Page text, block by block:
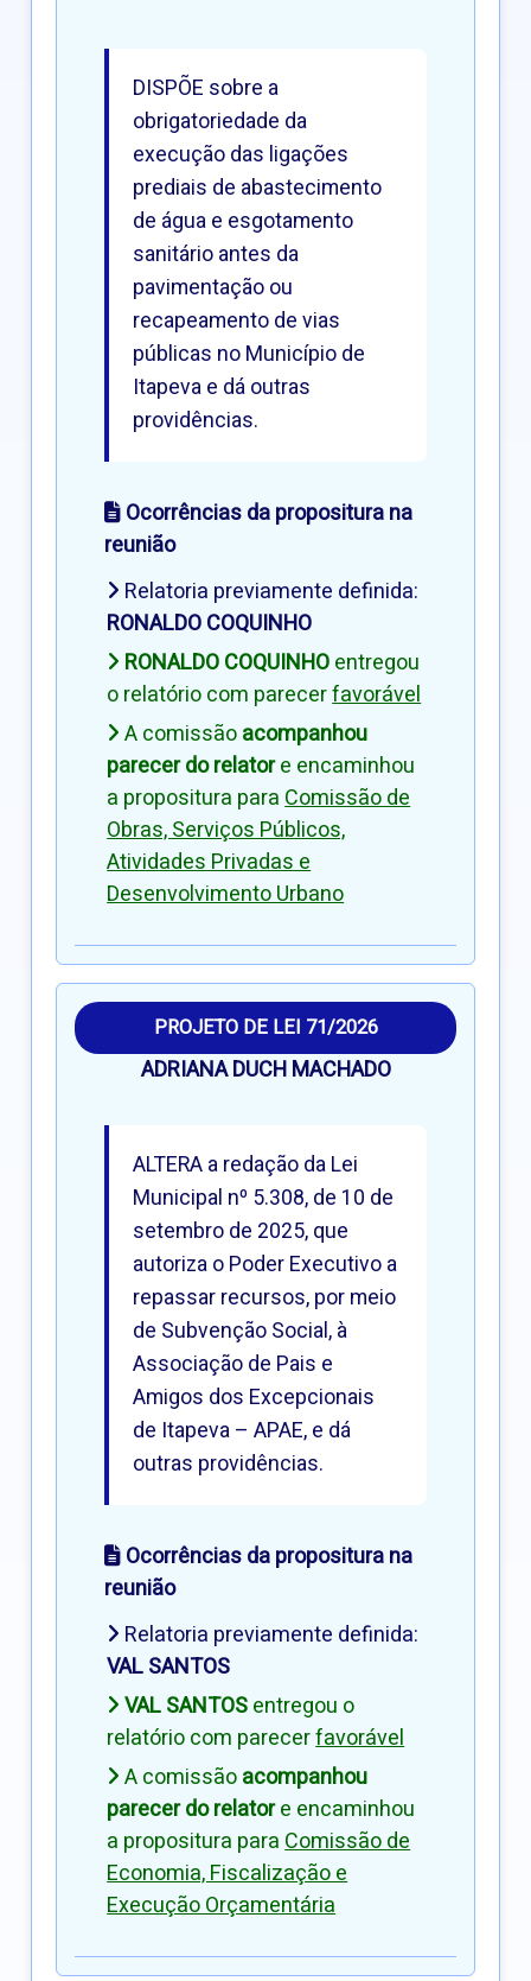
DISPÕE sobre a
obrigatoriedade da
execução das ligações
prediais de abastecimento
de água e esgotamento
sanitário antes da
pavimentação ou
recapeamento de vias
públicas no Município de
Itapeva e dá outras
providências.
Ocorrências da propositura na
reunião
Relatoria previamente definida:
RONALDO COQUINHO
RONALDO COQUINHOentregou
o relatório com parecerfavorável
A comissãoacompanhou
parecer do relatore encaminhou
a propositura paraComissão de
Obras, Serviços Públicos,
Atividades Privadas e
Desenvolvimento Urbano
PROJETO DE LEI 71/2026
ADRIANA DUCH MACHADO
ALTERA a redação da Lei
Municipal nº 5.308, de 10 de
setembro de 2025, que
autoriza o Poder Executivo a
repassar recursos, por meio
de Subvenção Social, à
Associação de Pais e
Amigos dos Excepcionais
de Itapeva – APAE, e dá
outras providências.
Ocorrências da propositura na
reunião
Relatoria previamente definida:
VAL SANTOS
VAL SANTOSentregou o
relatório com parecerfavorável
A comissãoacompanhou
parecer do relatore encaminhou
a propositura paraComissão de
Economia, Fiscalização e
Execução Orçamentária